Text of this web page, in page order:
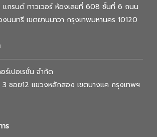
แกรนด์ ทาวเวอร์ ห้องเลขที่ 608 ชั้นที่ 6 ถนน
นนทรี เขตยานนาวา กรุงเทพมหานคร 10120
ร์เปอเรชั่น จำกัด
ซอย12 แขวงหลักสอง เขตบางแค กรุงเทพฯ
ร